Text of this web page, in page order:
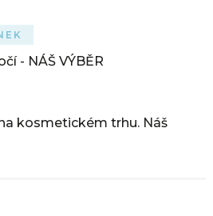
- NÁŠ VÝBĚR
kosmetickém trhu. Náš